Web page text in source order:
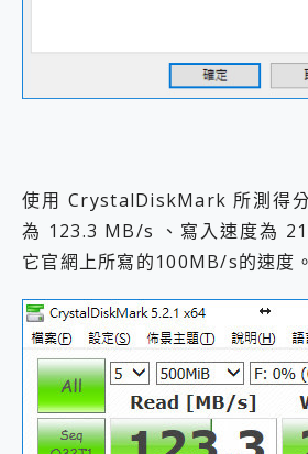
使用 CrystalDiskMark 所測得
為 123.3 MB/s 、寫入速度為
它官網上所寫的100MB/s的速度。